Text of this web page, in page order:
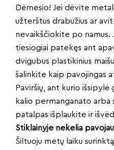
Dėmesio! Jei dėvite
užterštus drabužius ar
nevaikščiokite po namus.
tiesiogiai patekęs ant
dvigubus plastikinius
šalinkite kaip pavojingas
Paviršių, ant kurio
kalio permanganato arba
patalpas išplaukite ir
Stiklainyje nekelia
Šiltuoju metų laiku